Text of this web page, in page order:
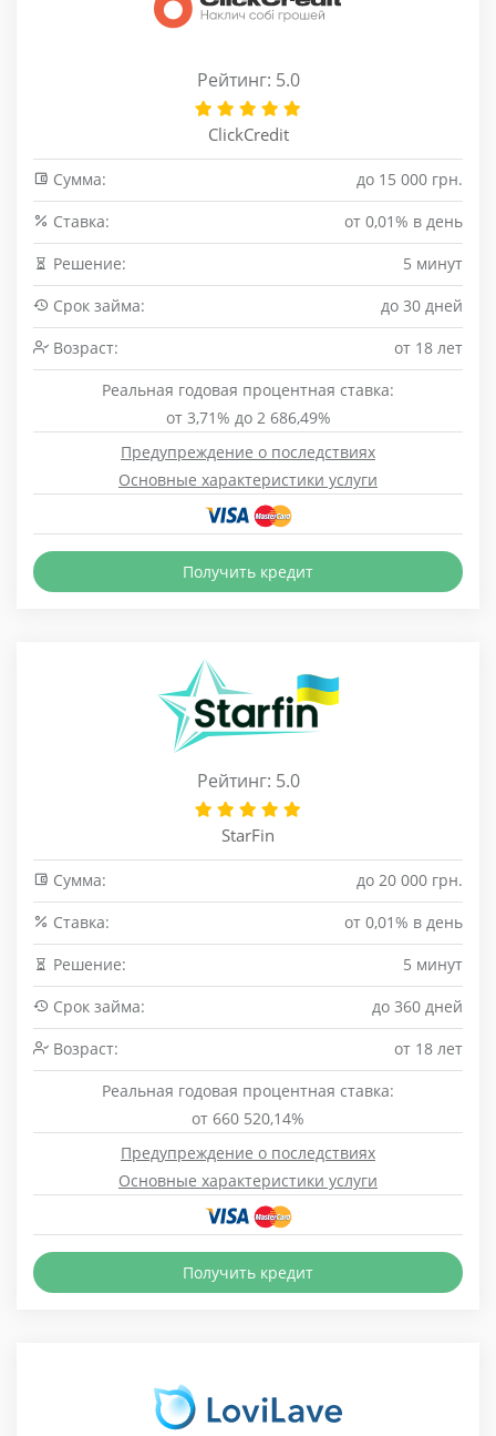
Рейтинг: 5.0
ClickCredit
Сумма:
до 15 000 грн.
Cтавка:
от 0,01% в день
Решение:
5 минут
Срок займа:
до 30 дней
Возраст:
от 18 лет
Реальная годовая процентная ставка:
от 3,71% до 2 686,49%
Предупреждение о последствиях
Основные характеристики услуги
Получить кредит
Рейтинг: 5.0
StarFin
Сумма:
до 20 000 грн.
Cтавка:
от 0,01% в день
Решение:
5 минут
Срок займа:
до 360 дней
Возраст:
от 18 лет
Реальная годовая процентная ставка:
от 660 520,14%
Предупреждение о последствиях
Основные характеристики услуги
Получить кредит